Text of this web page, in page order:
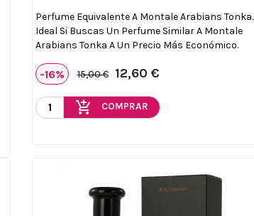
Perfume Equivalente A Montale Arabians Tonka.
Ideal Si Buscas Un Perfume Similar A Montale
Arabians Tonka A Un Precio Más Económico.
-16% 15,00 € 12,60 €
add_shopping_cart COMPRAR